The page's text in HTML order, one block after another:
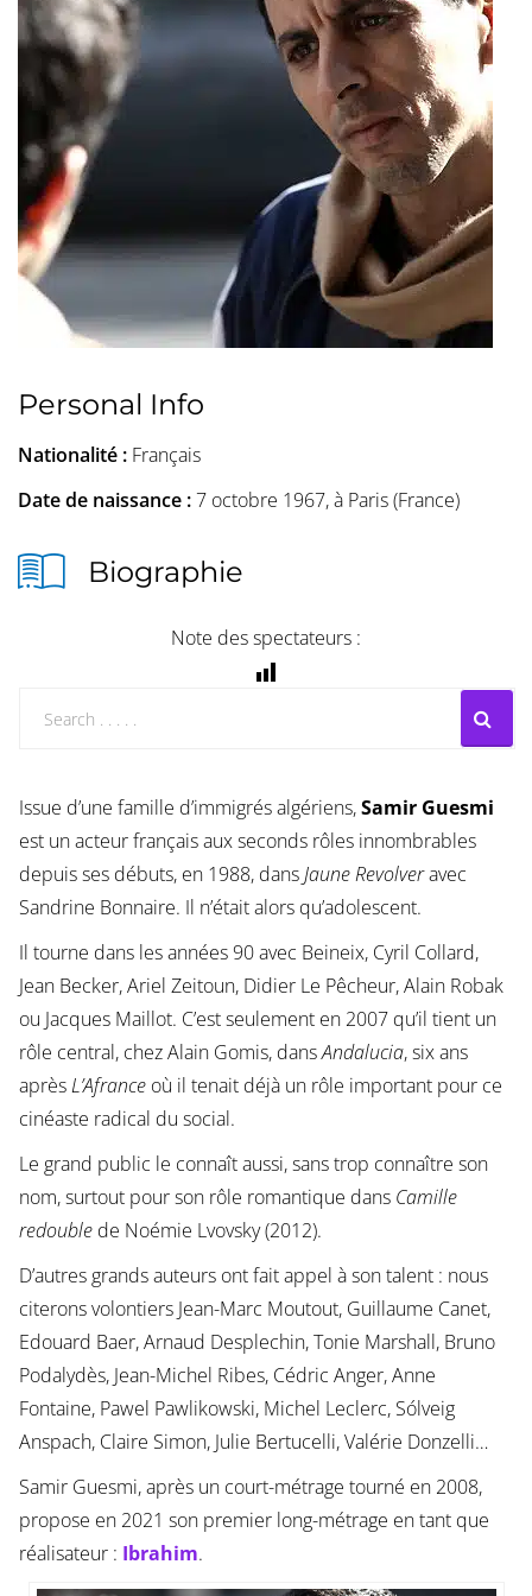
Personal Info
Nationalité : Français
Date de naissance :7 octobre 1967, à Paris (France)
Biographie
Note des spectateurs :
Issue d’une famille d’immigrés algériens,Samir Guesmi
est un acteur français aux seconds rôles innombrables
depuis ses débuts, en 1988, dansJaune Revolveravec
Sandrine Bonnaire. Il n’était alors qu’adolescent.
Il tourne dans les années 90 avec Beineix, Cyril Collard,
Jean Becker, Ariel Zeitoun, Didier Le Pêcheur, Alain Robak
ou Jacques Maillot. C’est seulement en 2007 qu’il tient un
rôle central, chez Alain Gomis, dansAndalucia, six ans
aprèsL’Afranceoù il tenait déjà un rôle important pour ce
cinéaste radical du social.
Le grand public le connaît aussi, sans trop connaître son
nom, surtout pour son rôle romantique dans Camille
redoublede Noémie Lvovsky (2012).
D’autres grands auteurs ont fait appel à son talent : nous
citerons volontiers Jean-Marc Moutout, Guillaume Canet,
Edouard Baer, Arnaud Desplechin, Tonie Marshall, Bruno
Podalydès, Jean-Michel Ribes, Cédric Anger, Anne
Fontaine, Pawel Pawlikowski, Michel Leclerc, Sólveig
Anspach, Claire Simon, Julie Bertucelli, Valérie Donzelli…
Samir Guesmi, après un court-métrage tourné en 2008,
propose en 2021 son premier long-métrage en tant que
réalisateur : Ibrahim.